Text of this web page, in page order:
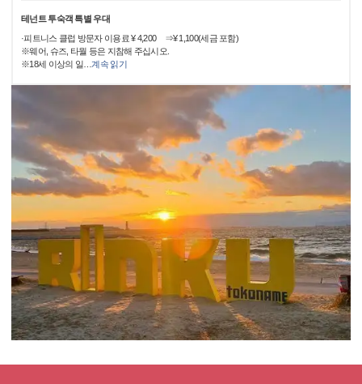
테넌트 투숙객 특별 우대
·피트니스 클럽 방문자 이용료 ¥ 4,200 ⇒¥ 1,100(세금 포함)
※웨어, 슈즈, 타월 등은 지참해 주십시오.
※18세 이상의 일
계속 읽기